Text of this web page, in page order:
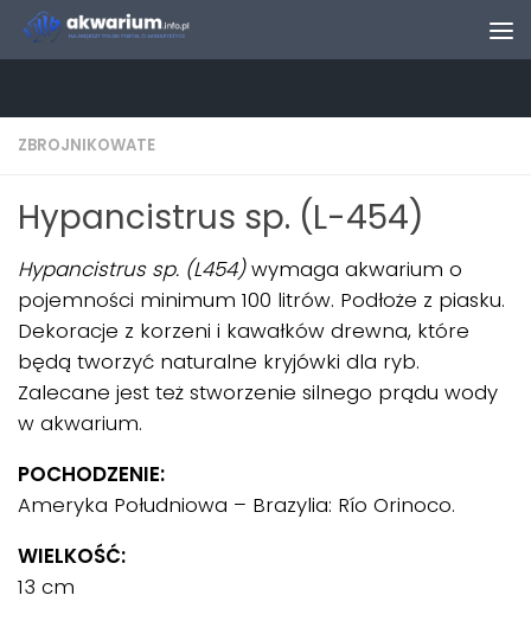
Skip to content
ZBROJNIKOWATE
Hypancistrus sp. (L-454)
Hypancistrus sp. (L454)wymaga akwarium o
pojemności minimum 100 litrów. Podłoże z piasku.
Dekoracje z korzeni i kawałków drewna, które
będą tworzyć naturalne kryjówki dla ryb.
Zalecane jest też stworzenie silnego prądu wody
w akwarium.
POCHODZENIE:
Ameryka Południowa – Brazylia: Río Orinoco.
WIELKOŚĆ:
13 cm